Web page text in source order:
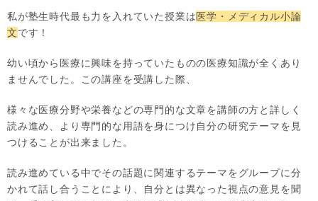
私が塾生時代最も力を入れていた授業は医学・メディカル小論
文です！
幼い頃から医療に興味を持っていたものの医療知識が全くあり
ませんでした。この講座を受講した際、
様々な医療分野や栄養などの専門的な文章を講師の方と詳しく
読み進め、より専門的な用語を身につけ自分の研究テーマを見
つけることが出来ました。
読み進めている中でその話題に関連するテーマをグループに分
かれて話し合うことにより、自分とは異なった視点の意見を聞